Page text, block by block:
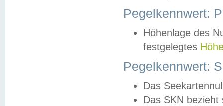
Pegelkennwert:
Höhenlage des
festgelegtes
Pegelkennwert:
Das
Das SKN